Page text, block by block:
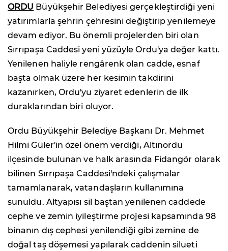
ORDU Büyükşehir Belediyesi gerçekleştirdiği yeni
yatırımlarla şehrin çehresini değiştirip yenilemeye
devam ediyor. Bu önemli projelerden biri olan
Sırrıpaşa Caddesi yeni yüzüyle Ordu'ya değer kattı.
Yenilenen haliyle rengârenk olan cadde, esnaf
başta olmak üzere her kesimin takdirini
kazanırken, Ordu'yu ziyaret edenlerin de ilk
duraklarından biri oluyor.
Ordu Büyükşehir Belediye Başkanı Dr. Mehmet
Hilmi Güler'in özel önem verdiği, Altınordu
ilçesinde bulunan ve halk arasında Fidangör olarak
bilinen Sırrıpaşa Caddesi'ndeki çalışmalar
tamamlanarak, vatandaşların kullanımına
sunuldu. Altyapısı sil baştan yenilenen caddede
cephe ve zemin iyileştirme projesi kapsamında 98
binanın dış cephesi yenilendiği gibi zemine de
doğal taş döşemesi yapılarak caddenin silueti